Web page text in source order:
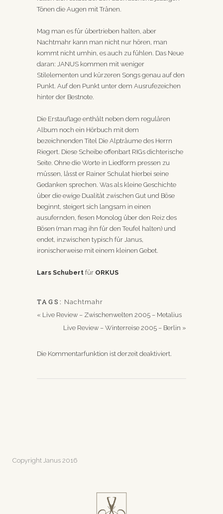
Tönen die Augen mit Tränen.
Mag man es für übertrieben halten, aber
Nachtmahr kann man nicht nur hören, man
kommt nicht umhin, es auch zu fühlen. Das Neue
daran: JANUS kommen mit weniger
Stilelementen und kürzeren Songs genau auf den
Punkt. Auf den Punkt unter dem Ausrufezeichen
hinter der Bestnote.
Die Erstauflage enthält neben dem regulären
Album noch ein Hörbuch mit dem
bezeichnenden Titel Die Alpträume des Herrn
Riegert. Diese Scheibe offenbart RIGs dichterische
Seite. Ohne die Worte in Liedform pressen zu
müssen, lässt er Rainer Schulat hierbei seine
Gedanken sprechen. Was als kleine Geschichte
über die ewige Dualität zwischen Gut und Böse
beginnt, steigert sich langsam in einen
ausufernden, fiesen Monolog über den Reiz des
Bösen (man mag ihn für den Teufel halten) und
endet, inzwischen typisch für Janus,
ironischerweise mit einem kleinen Gebet.
Lars Schubert für ORKUS
TAGS: Nachtmahr
« Live Review – Zwischenwelten 2005 – Metalius
Live Review – Winterreise 2005 – Berlin »
Die Kommentarfunktion ist derzeit deaktiviert.
Copyright Janus 2016